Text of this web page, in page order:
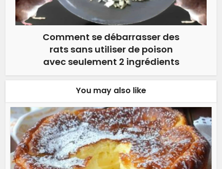
Comment se débarrasser des
rats sans utiliser de poison
avec seulement 2 ingrédients
You may also like